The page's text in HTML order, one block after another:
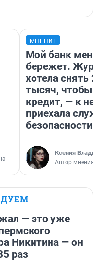
МНЕНИЕ
Мой банк меня
бережет.
хотела снять
тысяч, чтобы
кредит, — к
приехала
безопасности
Ксения
Автор мнения
— это уже
Никитина — он
раз